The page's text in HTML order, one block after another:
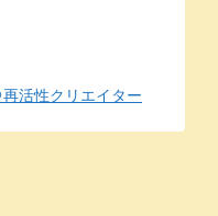
活性クリエイター